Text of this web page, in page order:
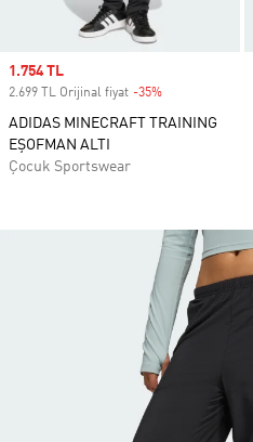
Sale price
1.754 TL
2.699 TL Orijinal fiyat -35%
ADIDAS MINECRAFT TRAINING
EŞOFMAN ALTI
Çocuk Sportswear